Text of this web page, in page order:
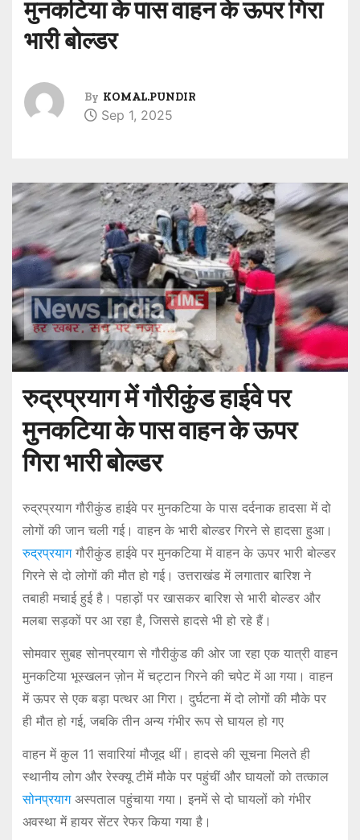
मुनकटिया के पास वाहन के ऊपर गिरा
भारी बोल्डर
By KOMAL.PUNDIR
Sep 1, 2025
रुद्रप्रयाग में गौरीकुंड हाईवे पर
मुनकटिया के पास वाहन के ऊपर
गिरा भारी बोल्डर
रुद्रप्रयाग गौरीकुंड हाईवे पर मुनकटिया के पास दर्दनाक हादसा में दो
लोगों की जान चली गई। वाहन के भारी बोल्डर गिरने से हादसा हुआ।
रुद्रप्रयागगौरीकुंड हाईवे पर मुनकटिया में वाहन के ऊपर भारी बोल्डर
गिरने से दो लोगों की मौत हो गई। उत्तराखंड में लगातार बारिश ने
तबाही मचाई हुई है। पहाड़ों पर खासकर बारिश से भारी बोल्डर और
मलबा सड़कों पर आ रहा है, जिससे हादसे भी हो रहे हैं।
सोमवार सुबह सोनप्रयाग से गौरीकुंड की ओर जा रहा एक यात्री वाहन
मुनकटिया भूस्खलन ज़ोन में चट्टान गिरने की चपेट में आ गया। वाहन
में ऊपर से एक बड़ा पत्थर आ गिरा। दुर्घटना में दो लोगों की मौके पर
ही मौत हो गई, जबकि तीन अन्य गंभीर रूप से घायल हो गए
वाहन में कुल 11 सवारियां मौजूद थीं। हादसे की सूचना मिलते ही
स्थानीय लोग और रेस्क्यू टीमें मौके पर पहुंचीं और घायलों को तत्काल
सोनप्रयागअस्पताल पहुंचाया गया। इनमें से दो घायलों को गंभीर
अवस्था में हायर सेंटर रेफर किया गया है।